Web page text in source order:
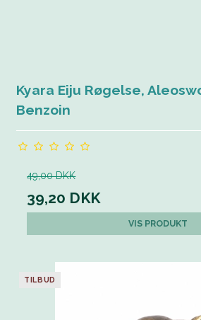
Kyara Eiju Røgelse,
Benzoin
49,00 DKK
39,20 DKK
VIS PRODUKT
TILBUD